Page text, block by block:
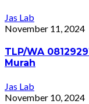
Jas Lab
November 11, 2024
TLP/WA
Murah
Jas Lab
November 10, 2024